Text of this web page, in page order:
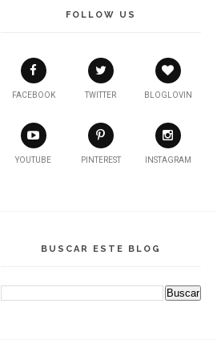
FOLLOW US
FACEBOOK TWITTER BLOGLOVIN
YOUTUBE PINTEREST INSTAGRAM
BUSCAR ESTE BLOG